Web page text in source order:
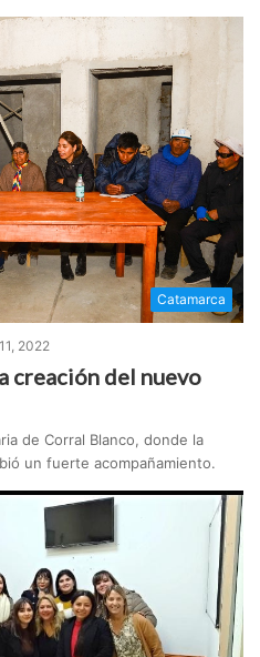
Catamarca
2022
creación del nuevo
de Corral Blanco, donde la
un fuerte acompañamiento.